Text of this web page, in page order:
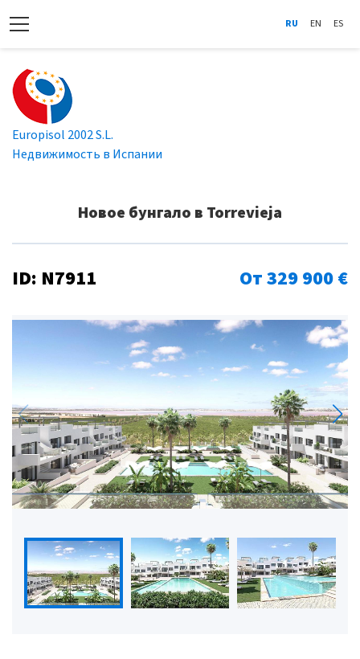
RU EN ES
Europisol 2002 S.L.
Недвижимость в Испании
Новое бунгало в Torrevieja
ID: N7911 От 329 900 €